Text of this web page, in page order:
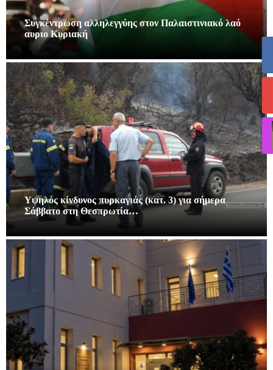
Συγκέντρωση αλληλεγγύης στον Παλαιστινιακό λαό
αυριο Κυριακή
Υψηλός κίνδυνος πυρκαγιάς (κατ. 3) για σήμερα
Σάββατο στη Θεσπρωτία…